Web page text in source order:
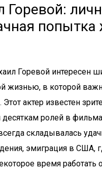
Горевой:
попытка
Горевой интересен
жизнью, в которой
актер известен
ролей в
складывалась
эмиграция в США,
время работать